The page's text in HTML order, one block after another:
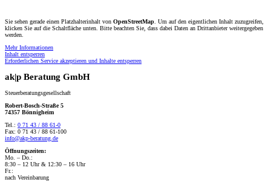
Sie sehen gerade einen Platzhalterinhalt von OpenStreetMap. Um auf den eigentlichen Inhalt zuzugreifen,
klicken Sie auf die Schaltfläche unten. Bitte beachten Sie, dass dabei Daten an Drittanbieter weitergegeben
werden.
Mehr Informationen
Inhalt entsperren
Erforderlichen Service akzeptieren und Inhalte entsperren
ak|p Beratung GmbH
Steuerberatungsgesellschaft
Robert-Bosch-Straße 5
74357 Bönnigheim
Tel.: 0 71 43 / 88 61-0
Fax: 0 71 43 / 88 61-100
info@akp-beratung.de
Öffnungszeiten:
Mo. – Do.:
8:30 – 12 Uhr & 12:30 – 16 Uhr
Fr.:
nach Vereinbarung